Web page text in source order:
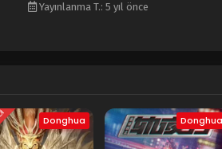
Yayınlanma T.: 5 yıl önce
Donghua Donghua